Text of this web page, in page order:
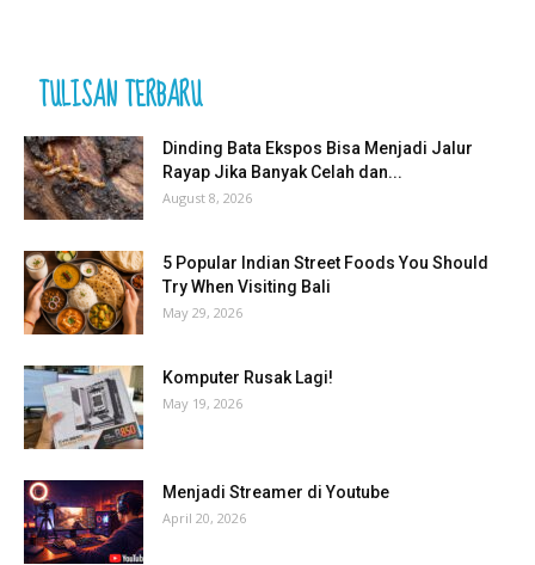
TULISAN TERBARU
Dinding Bata Ekspos Bisa Menjadi Jalur
Rayap Jika Banyak Celah dan...
August 8, 2026
5 Popular Indian Street Foods You Should
Try When Visiting Bali
May 29, 2026
Komputer Rusak Lagi!
May 19, 2026
Menjadi Streamer di Youtube
April 20, 2026